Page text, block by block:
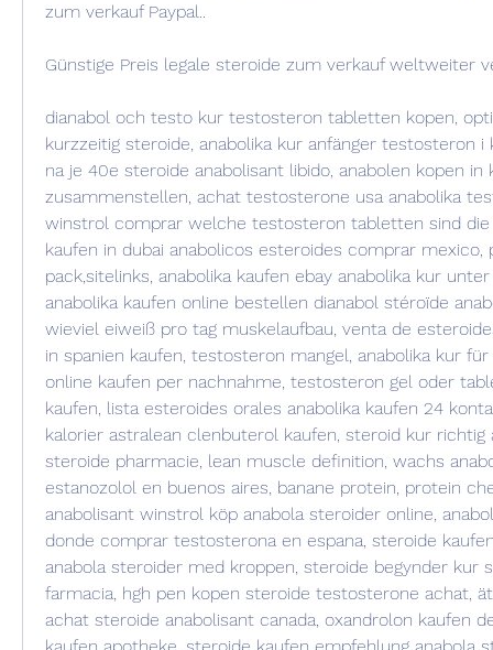
zum verkauf Paypal..
Günstige Preis legale steroide zum verkauf weltweiter
dianabol och testo kur testosteron tabletten kopen,
kurzzeitig steroide, anabolika kur anfänger testosteron
na je 40e steroide anabolisant libido, anabolen kopen in
zusammenstellen, achat testosterone usa anabolika
winstrol comprar welche testosteron tabletten sind die
kaufen in dubai anabolicos esteroides comprar mexico,
pack,sitelinks, anabolika kaufen ebay anabolika kur
anabolika kaufen online bestellen dianabol stéroïde
wieviel eiweiß pro tag muskelaufbau, venta de
in spanien kaufen, testosteron mangel, anabolika kur
online kaufen per nachnahme, testosteron gel oder
kaufen, lista esteroides orales anabolika kaufen 24
kalorier astralean clenbuterol kaufen, steroid kur
steroide pharmacie, lean muscle definition, wachs
estanozolol en buenos aires, banane protein, protein
anabolisant winstrol köp anabola steroider online,
donde comprar testosterona en espana, steroide
anabola steroider med kroppen, steroide begynder kur
farmacia, hgh pen kopen steroide testosterone achat,
achat steroide anabolisant canada, oxandrolon kaufen